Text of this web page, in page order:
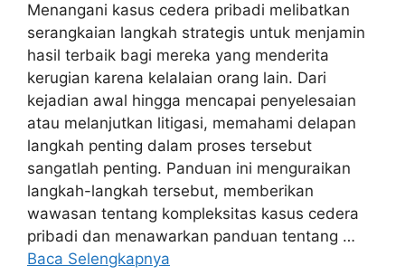
Menangani kasus cedera pribadi melibatkan
serangkaian langkah strategis untuk menjamin
hasil terbaik bagi mereka yang menderita
kerugian karena kelalaian orang lain. Dari
kejadian awal hingga mencapai penyelesaian
atau melanjutkan litigasi, memahami delapan
langkah penting dalam proses tersebut
sangatlah penting. Panduan ini menguraikan
langkah-langkah tersebut, memberikan
wawasan tentang kompleksitas kasus cedera
pribadi dan menawarkan panduan tentang …
Baca Selengkapnya